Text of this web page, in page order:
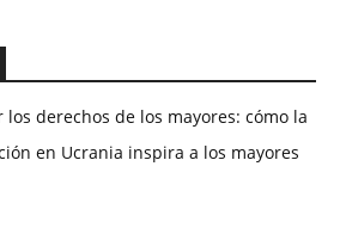
los derechos de los mayores: cómo la
en Ucrania inspira a los mayores